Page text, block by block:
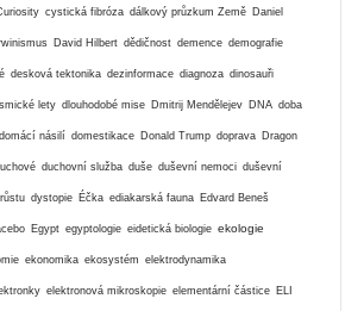
cystická fibróza dálkový průzkum Země Daniel
David Hilbert dědičnost demence demografie
desková tektonika dezinformace diagnoza dinosauři
lety dlouhodobé mise Dmitrij Mendělejev DNA doba
domácí násilí domestikace Donald Trump doprava Dragon
duchovní služba duše duševní nemoci duševní
dystopie Éčka ediakarská fauna Edvard Beneš
Egypt egyptologie eidetická biologie ekologie
ekonomika ekosystém elektrodynamika
elektronová mikroskopie elementární částice ELI